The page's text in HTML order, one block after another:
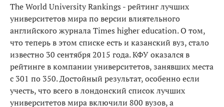
The World University Rankings - рейтинг лучших
университетов мира по версии влиятельного
английского журнала Times higher education. О том,
что теперь в этом списке есть и казанский вуз, стало
известно 30 сентября 2015 года. КФУ оказался в
рейтинге в компании университетов, занявших места
с 301 по 350. Достойный результат, особенно если
учесть, что всего в лондонский список лучших
университетов мира включили 800 вузов, а